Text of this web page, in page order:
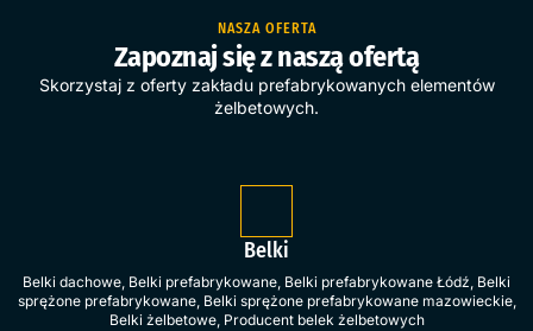
NASZA OFERTA
Zapoznaj się z naszą ofertą
Skorzystaj z oferty zakładu prefabrykowanych elementów
żelbetowych.
Belki
Belki dachowe, Belki prefabrykowane, Belki prefabrykowane Łódź, Belki
sprężone prefabrykowane, Belki sprężone prefabrykowane mazowieckie,
Belki żelbetowe, Producent belek żelbetowych